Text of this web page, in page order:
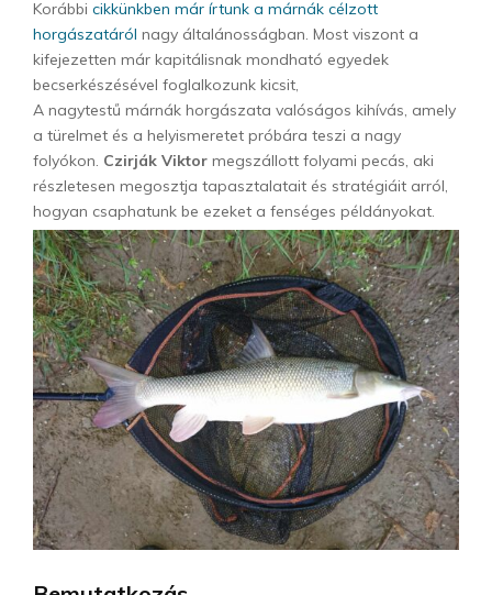
Korábbi cikkünkben már írtunk a márnák célzott
horgászatáról nagy általánosságban. Most viszont a
kifejezetten már kapitálisnak mondható egyedek
becserkészésével foglalkozunk kicsit,
A nagytestű márnák horgászata valóságos kihívás, amely
a türelmet és a helyismeretet próbára teszi a nagy
folyókon. Czirják Viktor megszállott folyami pecás, aki
részletesen megosztja tapasztalatait és stratégiáit arról,
hogyan csaphatunk be ezeket a fenséges példányokat.